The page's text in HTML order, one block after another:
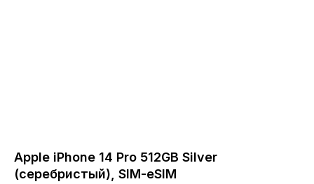
Apple iPhone 14 Pro 512GB Silver
(серебристый), SIM-eSIM